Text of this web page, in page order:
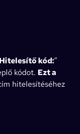
Hitelesítő kód:”
kódot. Ezt a
hitelesítéséhez